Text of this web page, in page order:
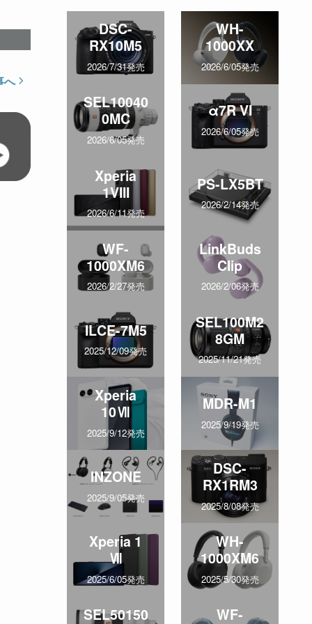
へ
DSC-
RX10M5
2026/7/31発売
WH-
1000XX
2026/6/05発売
SEL10040
0MC
2026/6/05発売
α7R VI
2026/6/05発売
Xperia
1VIII
2026/6/11発売
PS-LX5BT
2026/2/14発売
WF-
1000XM6
2026/2/27発売
LinkBuds
Clip
2026/2/06発売
ILCE-7M5
2025/12/09発売
SEL100M2
8GM
2025/11/21発売
Xperia
10Ⅶ
2025/9/12発売
MDR-M1
2025/9/19発売
INZONE
2025/9/05発売
DSC-
RX1RM3
2025/8/08発売
Xperia 1
Ⅶ
2025/6/05発売
WH-
1000XM6
2025/5/30発売
SEL50150
WF-